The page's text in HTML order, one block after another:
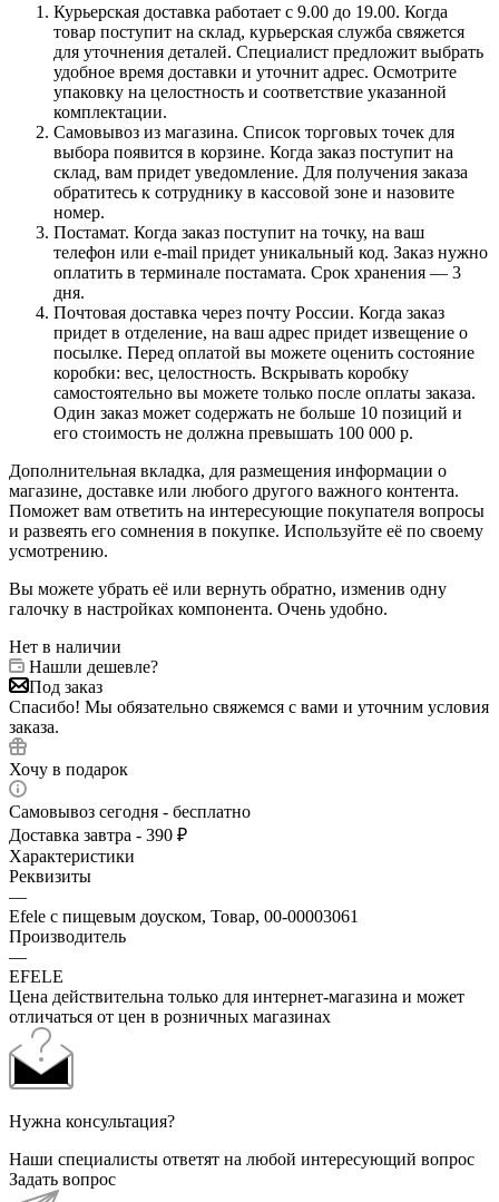
Курьерская доставка работает с 9.00 до 19.00. Когда
товар поступит на склад, курьерская служба свяжется
для уточнения деталей. Специалист предложит выбрать
удобное время доставки и уточнит адрес. Осмотрите
упаковку на целостность и соответствие указанной
комплектации.
Самовывоз из магазина. Список торговых точек для
выбора появится в корзине. Когда заказ поступит на
склад, вам придет уведомление. Для получения заказа
обратитесь к сотруднику в кассовой зоне и назовите
номер.
Постамат. Когда заказ поступит на точку, на ваш
телефон или e-mail придет уникальный код. Заказ нужно
оплатить в терминале постамата. Срок хранения — 3
дня.
Почтовая доставка через почту России. Когда заказ
придет в отделение, на ваш адрес придет извещение о
посылке. Перед оплатой вы можете оценить состояние
коробки: вес, целостность. Вскрывать коробку
самостоятельно вы можете только после оплаты заказа.
Один заказ может содержать не больше 10 позиций и
его стоимость не должна превышать 100 000 р.
Дополнительная вкладка, для размещения информации о
магазине, доставке или любого другого важного контента.
Поможет вам ответить на интересующие покупателя вопросы
и развеять его сомнения в покупке. Используйте её по своему
усмотрению.
Вы можете убрать её или вернуть обратно, изменив одну
галочку в настройках компонента. Очень удобно.
Нет в наличии
Нашли дешевле?
Под заказ
Спасибо! Мы обязательно свяжемся с вами и уточним условия
заказа.
Хочу в подарок
Самовывоз сегодня - бесплатно
Доставка завтра - 390 ₽
Характеристики
Реквизиты
—
Efele с пищевым доуском, Товар, 00-00003061
Производитель
—
EFELE
Цена действительна только для интернет-магазина и может
отличаться от цен в розничных магазинах
Нужна консультация?
Наши специалисты ответят на любой интересующий вопрос
Задать вопрос